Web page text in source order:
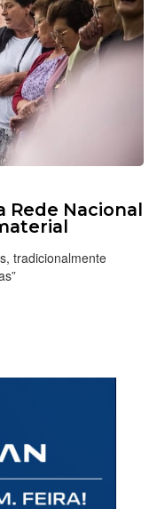
Rede Nacional
tradicionalmente